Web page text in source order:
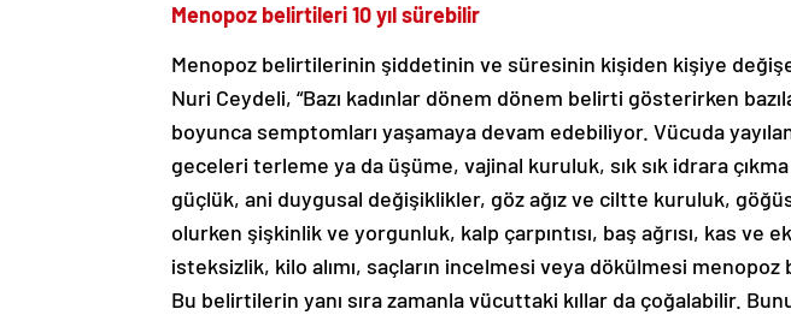
Menopoz belirtileri 10 yıl sürebilir
Menopoz belirtilerinin şiddetinin ve süresinin kişiden kişiye
Nuri Ceydeli, “Bazı kadınlar dönem dönem belirti gösterirken
boyunca semptomları yaşamaya devam edebiliyor. Vücuda
geceleri terleme ya da üşüme, vajinal kuruluk, sık sık idrara
güçlük, ani duygusal değişiklikler, göz ağız ve ciltte kuruluk,
olurken şişkinlik ve yorgunluk, kalp çarpıntısı, baş ağrısı, kas ve
isteksizlik, kilo alımı, saçların incelmesi veya dökülmesi menopoz
Bu belirtilerin yanı sıra zamanla vücuttaki kıllar da çoğalabilir.